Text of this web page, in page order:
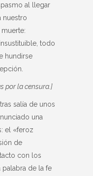
al llegar
nuestro
todo
hundirse
por la censura.]
salía de unos
una
el «feroz
de
con los
de la fe